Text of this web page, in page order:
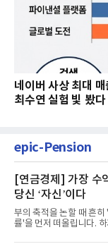
네이버 사상 최대 매
최수연 실험 빛 봤다
epic-Pension
[연금경제] 가장 수
당신 ‘자신’이다
부의 축적을 논할 때 흔
률'을 먼저 떠올립니다.